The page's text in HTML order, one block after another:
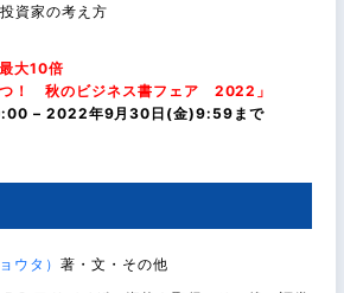
資家の考え方
大10倍
つ！ 秋のビジネス書フェア 2022」
– 2022年9月30日(金)9:59まで
ウタ） 著・文・その他